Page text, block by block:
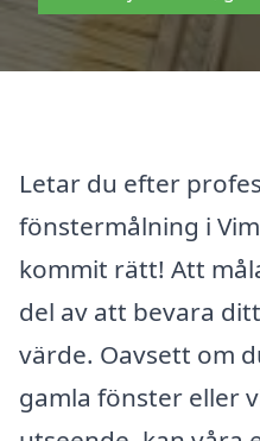
Letar du efter
fönstermålning i
kommit rätt! Att
del av att bevara
värde. Oavsett om
gamla fönster eller